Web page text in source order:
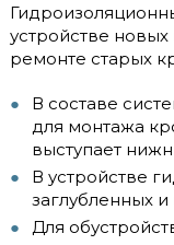
устройстве
ремонте старых
В составе
для монтажа
выступает
В устройстве
заглубленных
Для